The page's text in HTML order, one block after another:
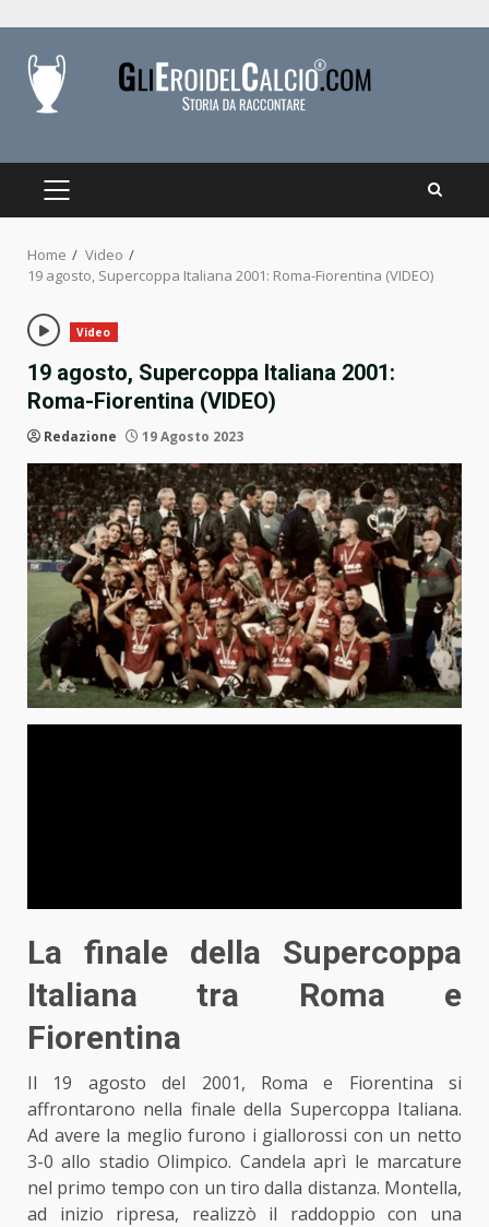
content
PRIMARY
Home
Video
19 agosto, Supercoppa Italiana 2001: Roma-Fiorentina (VIDEO)
Video
19 agosto, Supercoppa Italiana 2001:
Roma-Fiorentina (VIDEO)
Redazione 19 Agosto 2023
La finale della Supercoppa
Italiana tra Roma e
Fiorentina
Il 19 agosto del 2001, Roma e Fiorentina si
affrontarono nella finale della Supercoppa Italiana.
Ad avere la meglio furono i giallorossi con un netto
3-0 allo stadio Olimpico. Candela aprì le marcature
nel primo tempo con un tiro dalla distanza. Montella,
ad inizio ripresa, realizzò il raddoppio con una